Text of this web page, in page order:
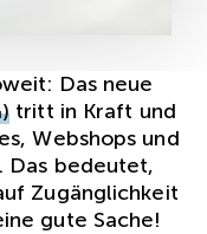
Das neue
tritt in Kraft und
Webshops und
Das bedeutet,
Zugänglichkeit
gute Sache!